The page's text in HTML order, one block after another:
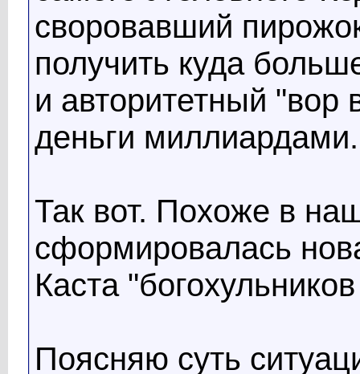
своровавший
получить куда
и авторитетный
деньги
Так вот. Похоже в
сформировалась
Каста
Поясняю суть